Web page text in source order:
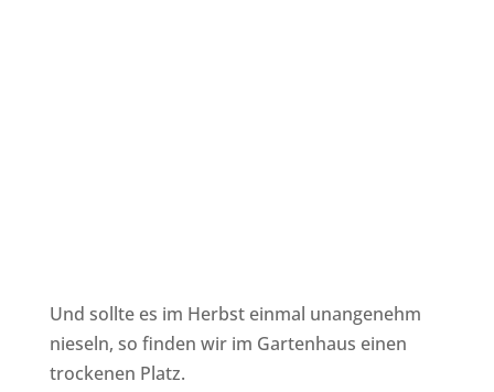
Und sollte es im Herbst einmal unangenehm
nieseln, so finden wir im Gartenhaus einen
trockenen Platz.